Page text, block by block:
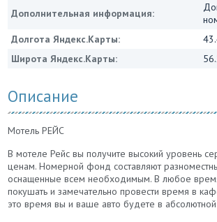
Дополнительная информация:
Долгота Яндекс.Карты:
Широта Яндекс.Карты:
Описание
Мотель РЕЙС
В мотеле Рейс вы получите высокий уровень
ценам. Номерной фонд составляют
оснащенные всем необходимым. В любое
покушать и замечательно провести время в
это время вы и ваше авто будете в абсолютной